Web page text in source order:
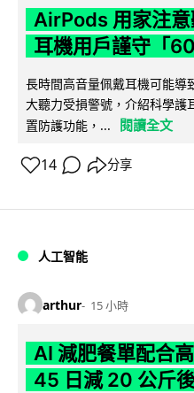
AirPods 用家注
耳機用戶謹守「
長時間高音量佩戴耳機可能導
大聽力受損警號，介紹科學
置防護功能，...
閱讀全文
14 分享
人工智能
arthur 15 小時
AI 減肥餐單配合
45 日減 20 公斤